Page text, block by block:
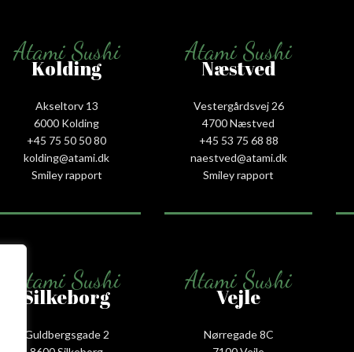
Atami Sushi
Kolding
Akseltorv 13
6000 Kolding
+45 75 50 50 80
kolding@atami.dk
Smiley rapport
Atami Sushi
Næstved
Vestergårdsvej 26
4700 Næstved
+45 53 75 68 88
naestved@atami.dk
Smiley rapport
Atami Sushi
Silkeborg
Guldbergsgade 2
Atami Sushi
Vejle
Nørregade 8C